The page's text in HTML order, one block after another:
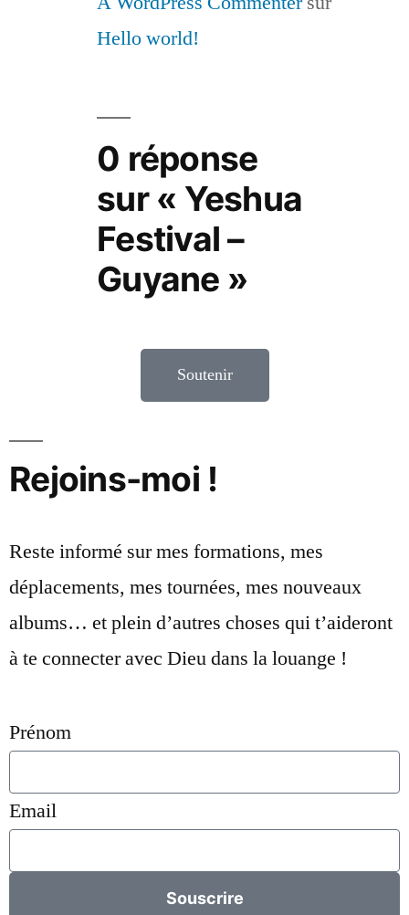
Hello world!
0 réponse
sur « Yeshua
Festival –
Guyane »
Soutenir
Rejoins-moi !
Reste informé sur mes formations, mes
déplacements, mes tournées, mes nouveaux
albums… et plein d’autres choses qui t’aideront
à te connecter avec Dieu dans la louange !
Prénom
Email
Souscrire